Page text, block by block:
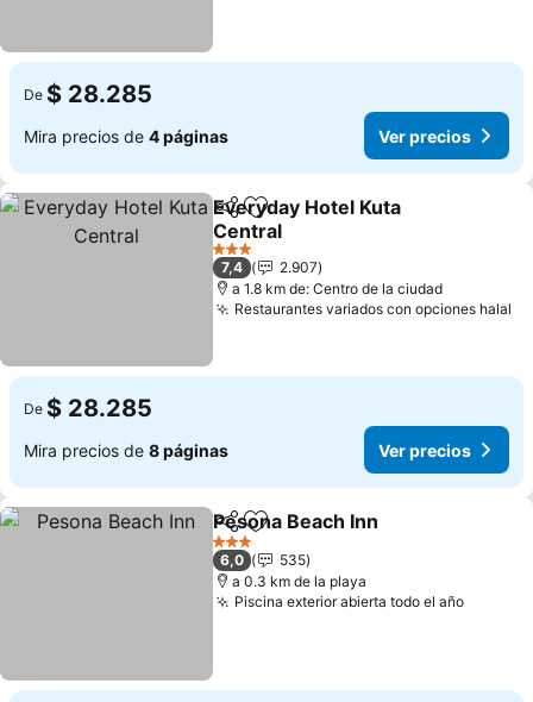
De $ 28.285
Mira precios de 4 páginas Ver precios
CompartirAgregar a favoritos
Everyday Hotel Kuta
Central
3 Estrellas
7,4
2.907
a 1.8 km de: Centro de la ciudad
Restaurantes variados con opciones halal
De $ 28.285
Mira precios de 8 páginas Ver precios
CompartirAgregar a favoritos
Pesona Beach Inn
3 Estrellas
6,0
535
a 0.3 km de la playa
Piscina exterior abierta todo el año